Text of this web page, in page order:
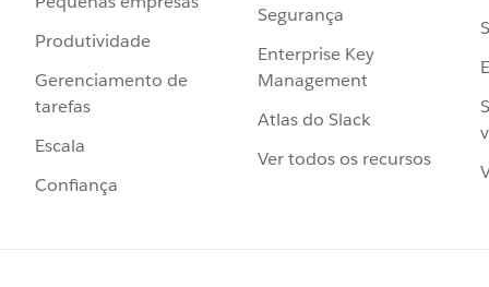
Produtividade
Gerenciamento de
tarefas
Escala
Confiança
Segurança
Enterprise Key
Management
Atlas do Slack
Ver todos os recursos